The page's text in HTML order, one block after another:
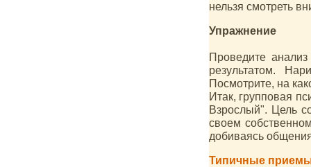
нельзя смотреть
Упражнение
Проведите
результатом.
Посмотрите, на
Итак, групповая
Взрослый". Цель
своем
добиваясь
Типичные